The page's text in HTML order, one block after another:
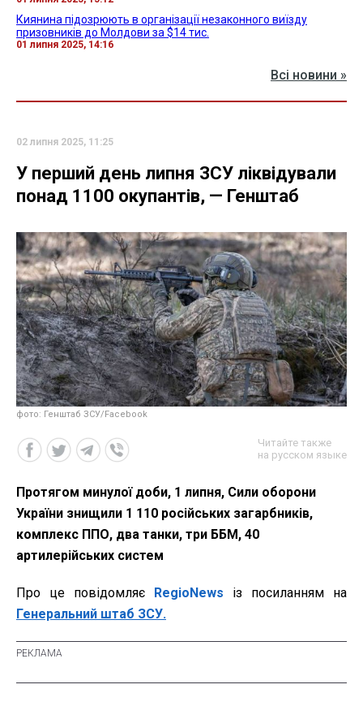
Киянина підозрюють в організації незаконного виїзду
призовників до Молдови за $14 тис.
01 липня 2025, 14:16
Всі новини »
02 липня 2025, 11:25
У перший день липня ЗСУ ліквідували
понад 1100 окупантів, — Генштаб
фото: Генштаб ЗСУ/Facebook
Читайте также
на русском языке
Протягом минулої доби, 1 липня, Сили оборони
України знищили 1 110 російських загарбників,
комплекс ППО, два танки, три ББМ, 40
артилерійських систем
Про це повідомляє RegioNews із посиланням на
Генеральний штаб ЗСУ.